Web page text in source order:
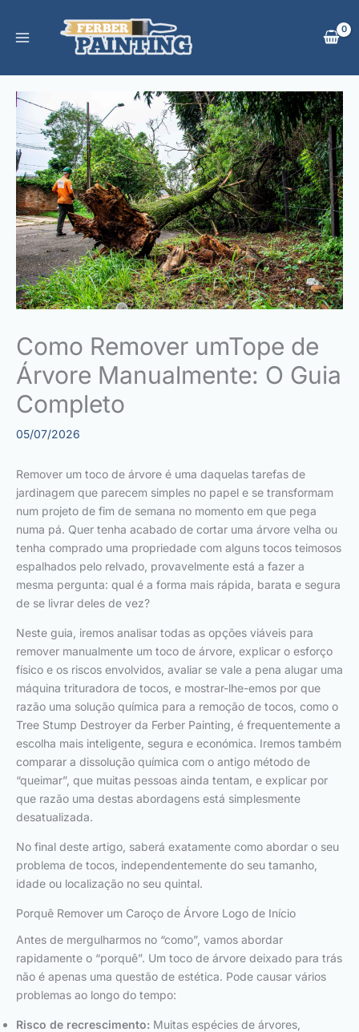
content
Como Remover umTope de
Árvore Manualmente: O Guia
Completo
05/07/2026
Remover um toco de árvore é uma daquelas tarefas de
jardinagem que parecem simples no papel e se transformam
num projeto de fim de semana no momento em que pega
numa pá. Quer tenha acabado de cortar uma árvore velha ou
tenha comprado uma propriedade com alguns tocos teimosos
espalhados pelo relvado, provavelmente está a fazer a
mesma pergunta: qual é a forma mais rápida, barata e segura
de se livrar deles de vez?
Neste guia, iremos analisar todas as opções viáveis para
remover manualmente um toco de árvore, explicar o esforço
físico e os riscos envolvidos, avaliar se vale a pena alugar uma
máquina trituradora de tocos, e mostrar-lhe-emos por que
razão uma solução química para a remoção de tocos, como o
Tree Stump Destroyer da Ferber Painting, é frequentemente a
escolha mais inteligente, segura e económica. Iremos também
comparar a dissolução química com o antigo método de
“queimar”, que muitas pessoas ainda tentam, e explicar por
que razão uma destas abordagens está simplesmente
desatualizada.
No final deste artigo, saberá exatamente como abordar o seu
problema de tocos, independentemente do seu tamanho,
idade ou localização no seu quintal.
Porquê Remover um Caroço de Árvore Logo de Início
Antes de mergulharmos no “como”, vamos abordar
rapidamente o “porquê”. Um toco de árvore deixado para trás
não é apenas uma questão de estética. Pode causar vários
problemas ao longo do tempo:
Risco de recrescimento: Muitas espécies de árvores,